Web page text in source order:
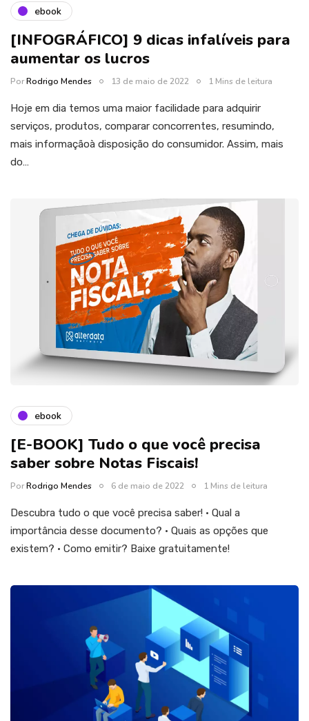
ebook
[INFOGRÁFICO] 9 dicas infalíveis para
aumentar os lucros
PorRodrigo Mendes 13 de maio de 2022 1 Mins de leitura
Hoje em dia temos uma maior facilidade para adquirir
serviços, produtos, comparar concorrentes, resumindo,
mais informaçãoà disposição do consumidor. Assim, mais
do…
ebook
[E-BOOK] Tudo o que você precisa
saber sobre Notas Fiscais!
PorRodrigo Mendes 6 de maio de 2022 1 Mins de leitura
Descubra tudo o que você precisa saber! • Qual a
importância desse documento? • Quais as opções que
existem? • Como emitir? Baixe gratuitamente!